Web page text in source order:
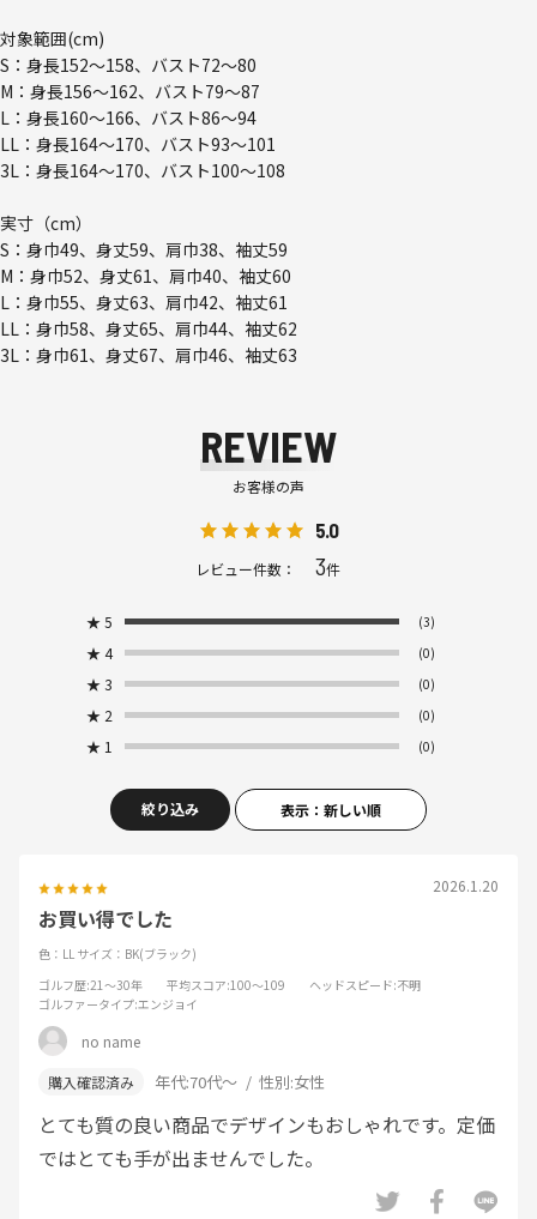
対象範囲(cm)
S：身長152～158、バスト72～80
M：身長156～162、バスト79～87
L：身長160～166、バスト86～94
LL：身長164～170、バスト93～101
3L：身長164～170、バスト100～108
実寸（cm）
S：身巾49、身丈59、肩巾38、袖丈59
M：身巾52、身丈61、肩巾40、袖丈60
L：身巾55、身丈63、肩巾42、袖丈61
LL：身巾58、身丈65、肩巾44、袖丈62
3L：身巾61、身丈67、肩巾46、袖丈63
REVIEW
お客様の声
5.0
レビュー件数： 3件
★ 5 (3)
★ 4 (0)
★ 3 (0)
★ 2 (0)
★ 1 (0)
絞り込み 表示：新しい順
2026.1.20
お買い得でした
色：LL サイズ：BK(ブラック)
ゴルフ歴:21～30年 平均スコア:100～109 ヘッドスピード:不明
ゴルファータイプ:エンジョイ
no name
年代:70代～ 性別:女性
とても質の良い商品でデザインもおしゃれです。定価
ではとても手が出ませんでした。